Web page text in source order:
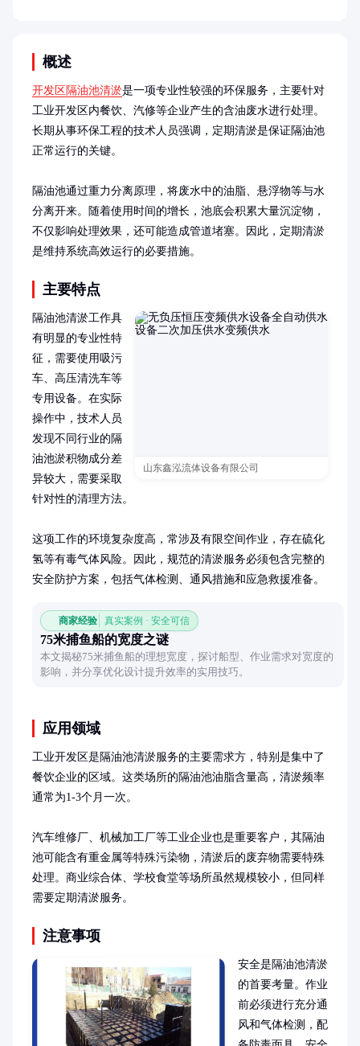
概述
开发区隔油池清淤是一项专业性较强的环保服务，主要针对
工业开发区内餐饮、汽修等企业产生的含油废水进行处理。
长期从事环保工程的技术人员强调，定期清淤是保证隔油池
正常运行的关键。
隔油池通过重力分离原理，将废水中的油脂、悬浮物等与水
分离开来。随着使用时间的增长，池底会积累大量沉淀物，
不仅影响处理效果，还可能造成管道堵塞。因此，定期清淤
是维持系统高效运行的必要措施。
主要特点
山东鑫泓流体设备有限公司
隔油池清淤工作具
有明显的专业性特
征，需要使用吸污
车、高压清洗车等
专用设备。在实际
操作中，技术人员
发现不同行业的隔
油池淤积物成分差
异较大，需要采取
针对性的清理方法。
这项工作的环境复杂度高，常涉及有限空间作业，存在硫化
氢等有毒气体风险。因此，规范的清淤服务必须包含完整的
安全防护方案，包括气体检测、通风措施和应急救援准备。
商家经验 真实案例 · 安全可信
75米捕鱼船的宽度之谜
本文揭秘75米捕鱼船的理想宽度，探讨船型、作业需求对宽度的
影响，并分享优化设计提升效率的实用技巧。
应用领域
工业开发区是隔油池清淤服务的主要需求方，特别是集中了
餐饮企业的区域。这类场所的隔油池油脂含量高，清淤频率
通常为1-3个月一次。
汽车维修厂、机械加工厂等工业企业也是重要客户，其隔油
池可能含有重金属等特殊污染物，清淤后的废弃物需要特殊
处理。商业综合体、学校食堂等场所虽然规模较小，但同样
需要定期清淤服务。
注意事项
安全是隔油池清淤
的首要考量。作业
前必须进行充分通
风和气体检测，配